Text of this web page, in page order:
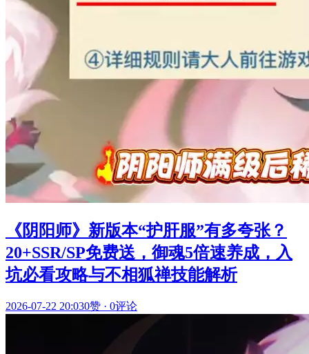
《阴阳师》新版本“护肝服”有多夸张？
20+SSR/SP免费送，御魂5倍速养成，入
坑必看攻略与不相狐禅技能解析
2026-07-22 20:030赞 · 0评论